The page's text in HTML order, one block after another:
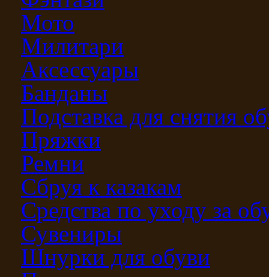
Мото
Милитари
Аксессуары
Банданы
Подставка для снятия
Пряжки
Ремни
Сбруя к казакам
Средства по уходу за
Сувениры
Шнурки для обуви